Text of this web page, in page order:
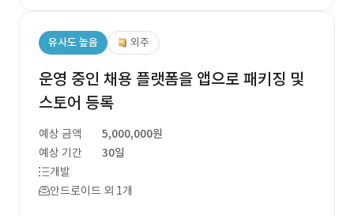
유사도 높음 외주
운영 중인 채용 플랫폼을 앱으로 패키징 및
스토어 등록
예상 금액
5,000,000원
예상 기간
30일
개발
안드로이드 외 1개